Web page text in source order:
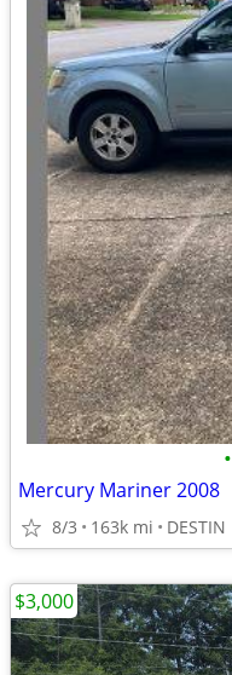
•
Mercury Mariner 2008
8/3 163k mi DESTIN
$3,000